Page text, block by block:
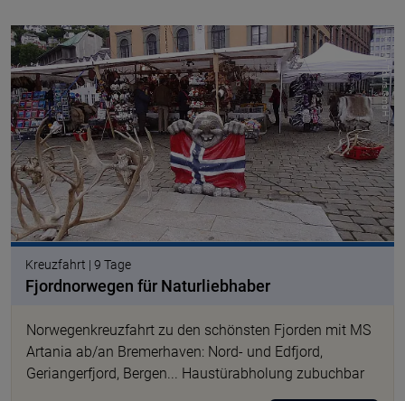
© Lion Tours GmbH
Kreuzfahrt | 9 Tage
Fjordnorwegen für Naturliebhaber
Norwegenkreuzfahrt zu den schönsten Fjorden mit MS
Artania ab/an Bremerhaven: Nord- und Edfjord,
Geriangerfjord, Bergen... Haustürabholung zubuchbar